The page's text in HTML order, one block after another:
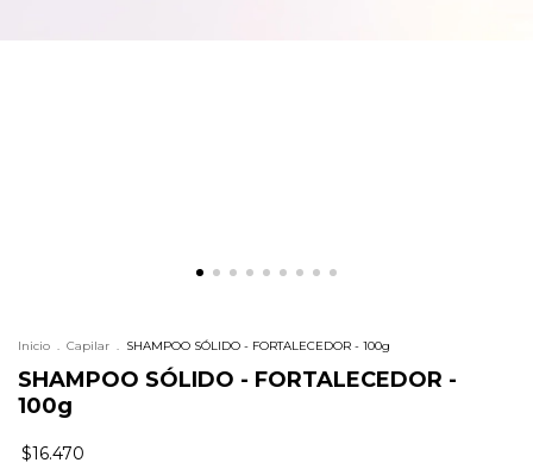
Inicio . Capilar . SHAMPOO SÓLIDO - FORTALECEDOR - 100g
SHAMPOO SÓLIDO - FORTALECEDOR -
100g
$16.470